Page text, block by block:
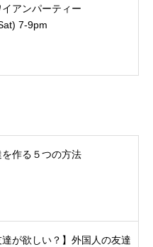
アンパーティー
7-9pm
作る５つの方法
達が欲しい？】外国人の友達